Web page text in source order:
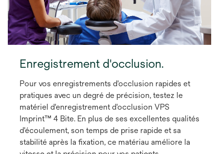
Enregistrement d'occlusion.
Pour vos enregistrements d'occlusion rapides et
pratiques avec un degré de précision, testez le
matériel d'enregistrement d'occlusion VPS
Imprint™ 4 Bite. En plus de ses excellentes qualités
d'écoulement, son temps de prise rapide et sa
stabilité après la fixation, ce matériau améliore la